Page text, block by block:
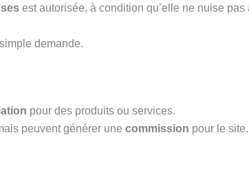
est autorisée, à condition qu’elle ne nuise
demande.
pour des produits ou services.
peuvent générer une commission pour le site.